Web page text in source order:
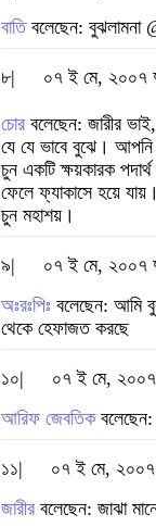
বাতিবলেছেন: বুঝলামনা
৮| ০৭ ই মে, ২০০৭
চোর বলেছেন: জারীর
যে যে ভাবে বুঝে। আপনি
চুন একটি ক্ষয়কারক
ফেলে ফ্যাকাসে হয়ে
চুন মহাশয়।
৯|
০৭ ই মে, ২০০৭
অঃরঃপিঃ বলেছেন: আমি
থেকে হেফাজত করছে
১০|
০৭ ই মে,
আরিফ জেবতিকবলেছেন:
১১|
০৭ ই মে,
জারীর বলেছেন: জাঝা